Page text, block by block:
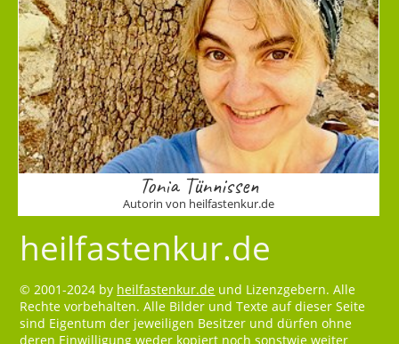
Tonia Tünnissen
Autorin von heilfastenkur.de
heilfastenkur.de
© 2001-2024 by heilfastenkur.de und Lizenzgebern. Alle
Rechte vorbehalten. Alle Bilder und Texte auf dieser Seite
sind Eigentum der jeweiligen Besitzer und dürfen ohne
deren Einwilligung weder kopiert noch sonstwie weiter